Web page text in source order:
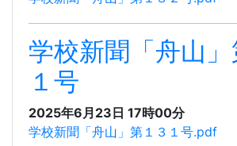
学校新聞「舟山」
１号
2025年6月23日 17時00分
学校新聞「舟山」第１３１号.pdf